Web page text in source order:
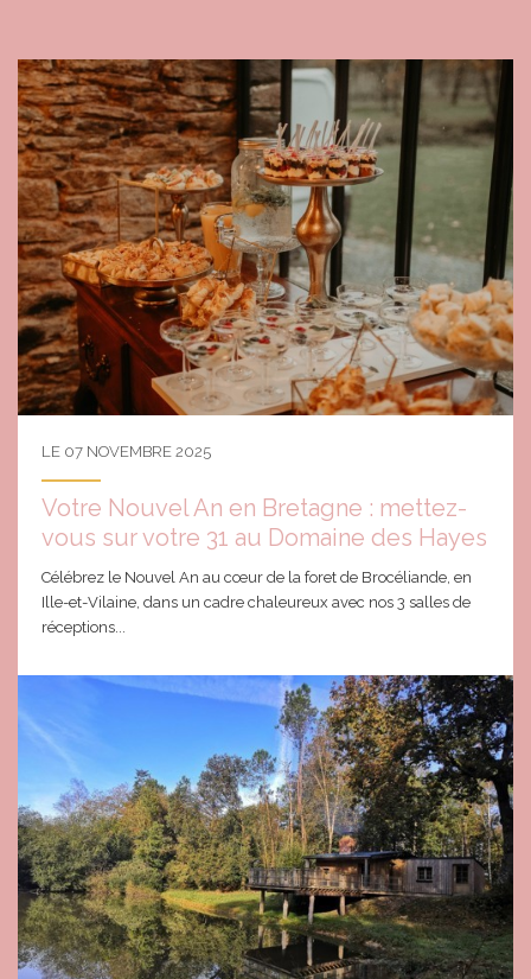
LE 07 NOVEMBRE 2025
Votre Nouvel An en Bretagne : mettez-
vous sur votre 31 au Domaine des Hayes
Célébrez le Nouvel An au cœur de la foret de Brocéliande, en
Ille-et-Vilaine, dans un cadre chaleureux avec nos 3 salles de
réceptions...